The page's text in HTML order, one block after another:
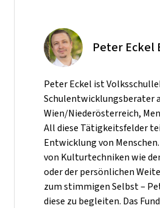
Peter Eckel
Peter Eckel ist
Schulentwicklungsberater
Wien/Niederösterreich,
All diese Tätigkeitsfelder
Entwicklung von
von Kulturtechniken wie
oder der persönlichen
zum stimmigen Selbst –
diese zu begleiten. Das